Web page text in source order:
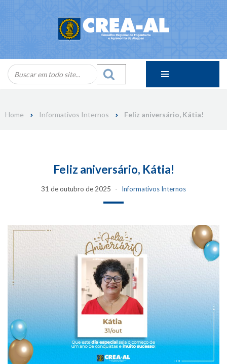
Home Informativos Internos Feliz aniversário, Kátia!
Feliz aniversário, Kátia!
31 de outubro de 2025 Informativos Internos